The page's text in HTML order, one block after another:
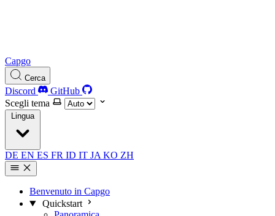
Capgo
Cerca
Discord
GitHub
Scegli tema
Lingua
DE EN ES FR ID IT JA KO ZH
Benvenuto in Capgo
Quickstart